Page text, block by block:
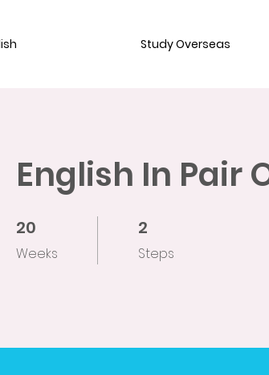
Study Overseas
English In Pair
20
Weeks
20 Weeks 2
Steps
2 Steps